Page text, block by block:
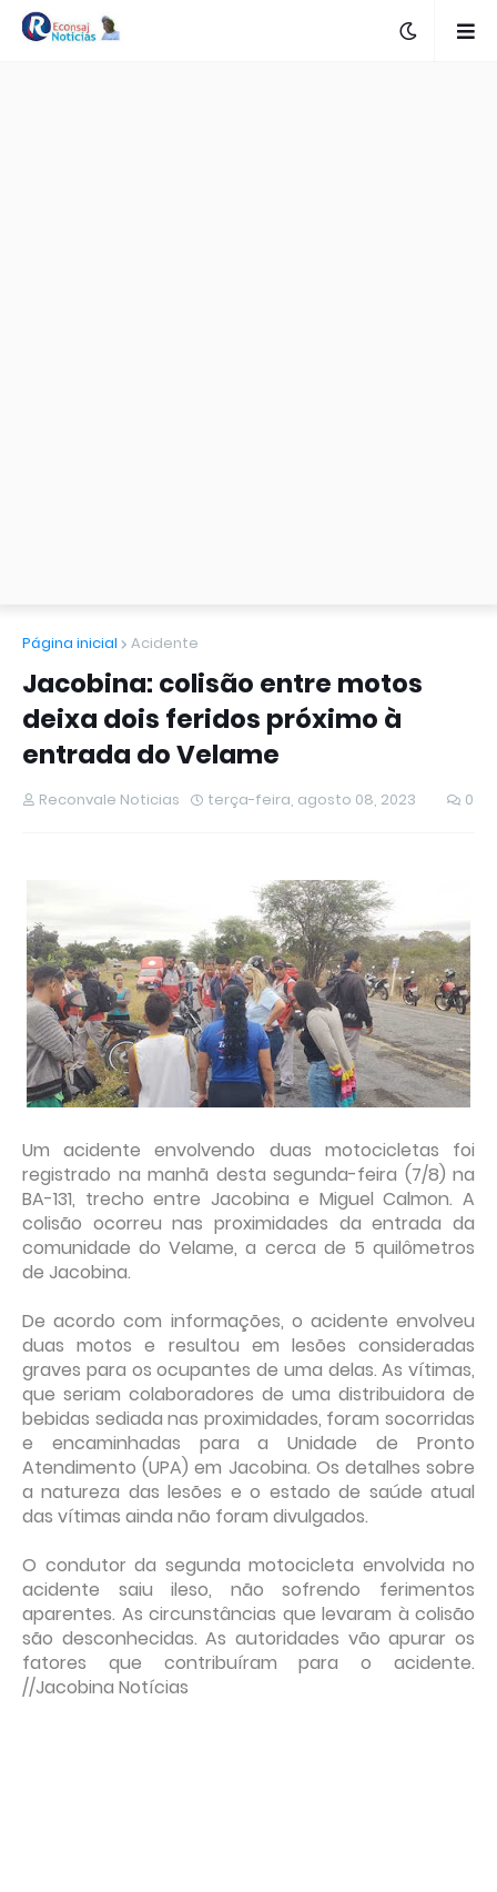
Página inicial Acidente
Jacobina: colisão entre motos
deixa dois feridos próximo à
entrada do Velame
Reconvale Noticias terça-feira, agosto 08, 2023 0
Um acidente envolvendo duas motocicletas foi
registrado na manhã desta segunda-feira (7/8) na
BA-131, trecho entre Jacobina e Miguel Calmon. A
colisão ocorreu nas proximidades da entrada da
comunidade do Velame, a cerca de 5 quilômetros
de Jacobina.
De acordo com informações, o acidente envolveu
duas motos e resultou em lesões consideradas
graves para os ocupantes de uma delas. As vítimas,
que seriam colaboradores de uma distribuidora de
bebidas sediada nas proximidades, foram socorridas
e encaminhadas para a Unidade de Pronto
Atendimento (UPA) em Jacobina. Os detalhes sobre
a natureza das lesões e o estado de saúde atual
das vítimas ainda não foram divulgados.
O condutor da segunda motocicleta envolvida no
acidente saiu ileso, não sofrendo ferimentos
aparentes. As circunstâncias que levaram à colisão
são desconhecidas. As autoridades vão apurar os
fatores que contribuíram para o acidente.
//Jacobina Notícias